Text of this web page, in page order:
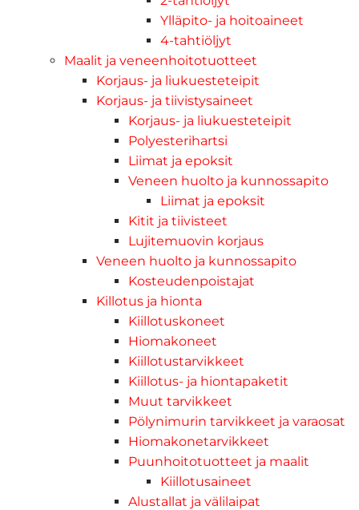
Ylläpito- ja hoitoaineet
4-tahtiöljyt
Maalit ja veneenhoitotuotteet
Korjaus- ja liukuesteteipit
Korjaus- ja tiivistysaineet
Korjaus- ja liukuesteteipit
Polyesterihartsi
Liimat ja epoksit
Veneen huolto ja kunnossapito
Liimat ja epoksit
Kitit ja tiivisteet
Lujitemuovin korjaus
Veneen huolto ja kunnossapito
Kosteudenpoistajat
Killotus ja hionta
Kiillotuskoneet
Hiomakoneet
Kiillotustarvikkeet
Kiillotus- ja hiontapaketit
Muut tarvikkeet
Pölynimurin tarvikkeet ja varaosat
Hiomakonetarvikkeet
Puunhoitotuotteet ja maalit
Kiillotusaineet
Alustallat ja välilaipat